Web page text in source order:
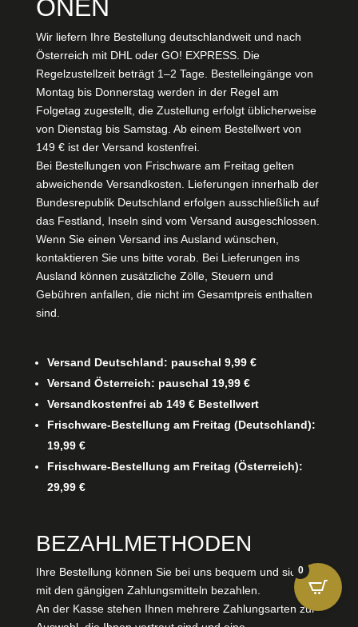
ONEN
Wir liefern Ihre Bestellung deutschlandweit und nach
Österreich mit DHL oder GO! EXPRESS. Die
Regelzustellzeit beträgt 1–2 Tage. Bestelleingänge von
Montag bis Donnerstag werden in der Regel am
Folgetag zugestellt, die Zustellung erfolgt üblicherweise
von Dienstag bis Samstag. Ab einem Bestellwert von
149 € ist der Versand kostenfrei.
Bei Bestellungen von Frischware am Freitag gelten
abweichende Versandkosten. Lieferungen innerhalb der
Bundesrepublik Deutschland erfolgen ausschließlich auf
das Festland, Inseln sind vom Versand ausgeschlossen.
Wenn Sie einen Versand ins Ausland wünschen,
kontaktieren Sie uns bitte vorab. Bei Lieferungen ins
Ausland können zusätzliche Zölle, Steuern und
Gebühren anfallen, die nicht im Gesamtpreis enthalten
sind.
Versand Deutschland: pauschal 9,99 €
Versand Österreich: pauschal 19,99 €
Versandkostenfrei ab 149 € Bestellwert
Frischware-Bestellung am Freitag (Deutschland):
19,99 €
Frischware-Bestellung am Freitag (Österreich):
29,99 €
BEZAHLMETHODEN
Ihre Bestellung können Sie bei uns bequem und sicher
mit den gängigen Zahlungsmitteln bezahlen.
An der Kasse stehen Ihnen mehrere Zahlungsarten zur
0